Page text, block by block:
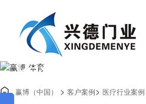
医疗行业案例
 赢博（中国） > 客户案例> 医疗行业案例